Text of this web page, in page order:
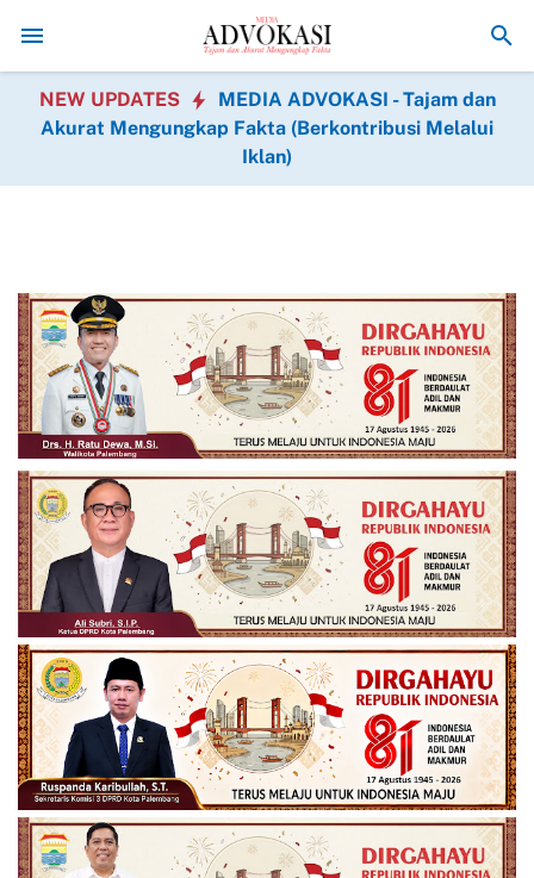
STC, KEMENDAGRI TEGAS: Tak Pernah Keluarkan Rekomendasi
NEW UPDATES
MEDIA ADVOKASI - Tajam dan
Akurat Mengungkap Fakta (Berkontribusi Melalui
Iklan)